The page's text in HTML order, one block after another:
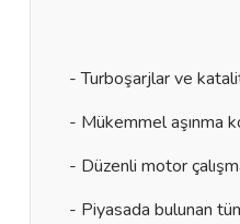
- Turboşarjlar ve
- Mükemmel aşınma
- Düzenli motor
- Piyasada bulunan